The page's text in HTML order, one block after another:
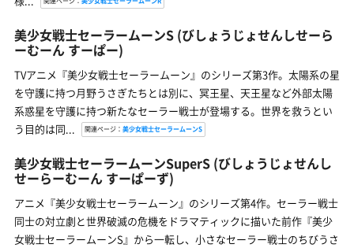
美少女戦士セーラームーンS (びしょうじょせんしせーら
ーむーん すーぱー)
TVアニメ『美少女戦士セーラームーン』のシリーズ第3作。太陽系の星
を守護に持つ月野うさぎたちとは別に、冥王星、天王星など外部太陽
系惑星を守護に持つ新たなセーラー戦士が登場する。世界を救うとい
う目的は同...
関連ページ： 美少女戦士セーラームーンS
美少女戦士セーラームーンSuperS (びしょうじょせんし
せーらーむーん すーぱーず)
アニメ『美少女戦士セーラームーン』のシリーズ第4作。セーラー戦士
同士の対立劇と世界破滅の危機をドラマティックに描いた前作『美少
女戦士セーラームーンS』から一転し、小さなセーラー戦士のちびうさ